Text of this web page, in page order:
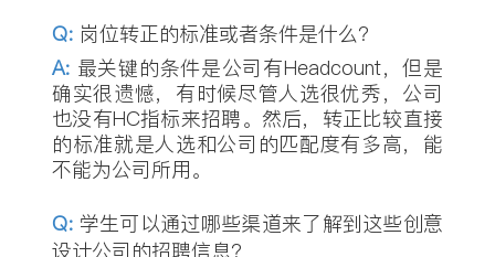
Q: 岗位转正的标准或者条件是什么？
A: 最关键的条件是公司有Headcount，但是
确实很遗憾，有时候尽管人选很优秀，公司
也没有HC指标来招聘。然后，转正比较直接
的标准就是人选和公司的匹配度有多高，能
不能为公司所用。
Q: 学生可以通过哪些渠道来了解到这些创意
设计公司的招聘信息？